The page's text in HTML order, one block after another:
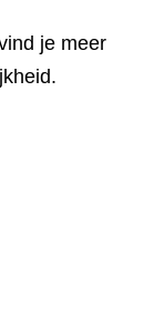
website)
je meer